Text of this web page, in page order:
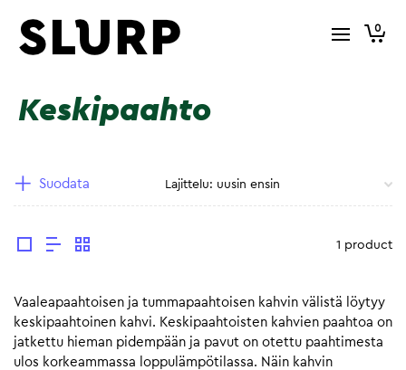
0
Keskipaahto
Suodata
1 product
Vaaleapaahtoisen ja tummapaahtoisen kahvin välistä löytyy
keskipaahtoinen kahvi. Keskipaahtoisten kahvien paahtoa on
jatkettu hieman pidempään ja pavut on otettu paahtimesta
ulos korkeammassa loppulämpötilassa. Näin kahvin